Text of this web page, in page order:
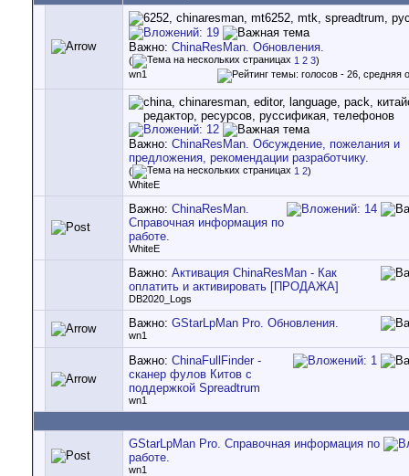
Важно: ChinaResMan. Обновления.
( 1 2 3)
wn1
Важно: ChinaResMan. Обсуждение, пожелания и
предложения, рекомендации разработчику.
( 1 2)
WhiteE
Важно: ChinaResMan.
Справочная информация по
работе.
WhiteE
Важно: Активация ChinaResMan - Как
оплатить и активировать [ПРОДАЖА]
DB2020_Logs
Важно: GStarLpMan Pro. Обновления.
wn1
Важно: ChinaFullFinder -
сканер фулов Китов с
поддержкой Spreadtrum
wn1
GStarLpMan Pro. Справочная информация по
работе.
wn1